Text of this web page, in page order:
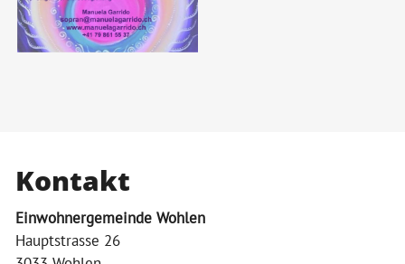
Kontakt
Einwohnergemeinde Wohlen
Hauptstrasse 26